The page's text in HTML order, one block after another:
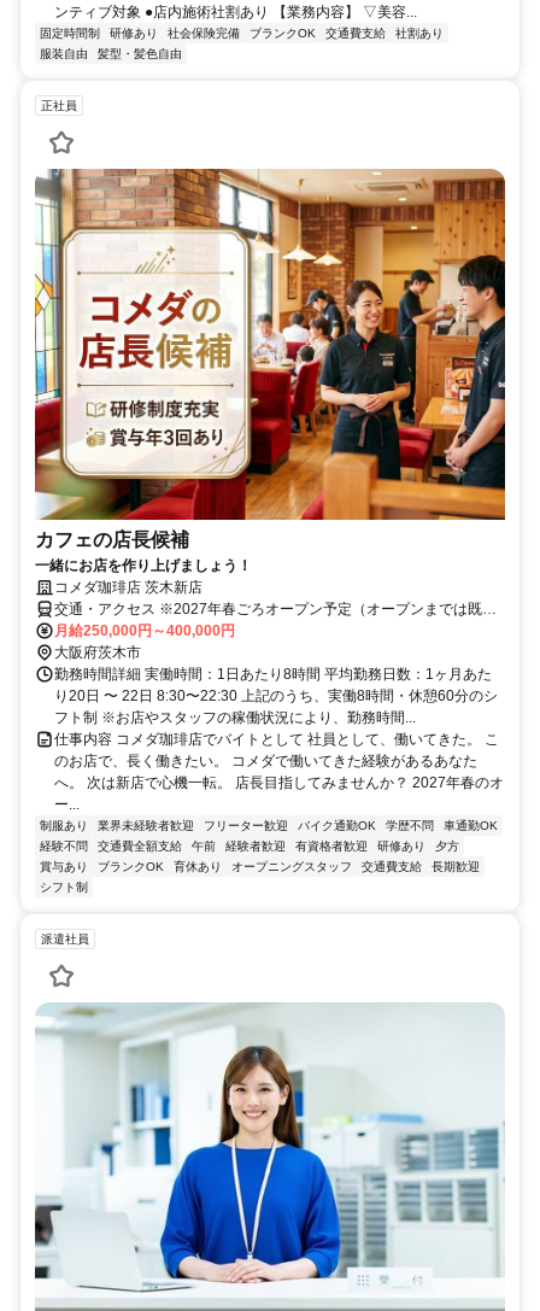
ンティブ対象 ●店内施術社割あり 【業務内容】 ▽美容...
固定時間制 研修あり 社会保険完備 ブランクOK 交通費支給
社割あり
服装自由
髪型・髪色自由
正社員
カフェの店長候補
一緒にお店を作り上げましょう！
コメダ珈琲店 茨⽊新店
交通・アクセス ※2027年春ごろオープン予定（オープンまでは既存
店で研修）
月給250,000円～400,000円
大阪府茨木市
勤務時間詳細 実働時間：1日あたり8時間 平均勤務日数：1ヶ月あた
り20日 〜 22日 8:30〜22:30 上記のうち、実働8時間・休憩60分のシ
フト制 ※お店やスタッフの稼働状況により、勤務時間...
仕事内容 コメダ珈琲店でバイトとして 社員として、働いてきた。 こ
のお店で、長く働きたい。 コメダで働いてきた経験があるあなた
へ。 次は新店で心機一転。 店長目指してみませんか？ 2027年春のオ
ー...
制服あり 業界未経験者歓迎 フリーター歓迎 バイク通勤OK 学歴不問
車通勤OK
経験不問
交通費全額支給 午前 経験者歓迎 有資格者歓迎 研修あり
夕方
賞与あり
ブランクOK 育休あり オープニングスタッフ 交通費支給
長期歓迎
シフト制
派遣社員